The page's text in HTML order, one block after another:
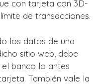
con tarjeta con 3D-
de transacciones.
los datos de una
sitio web, debe
banco lo antes
También vale la